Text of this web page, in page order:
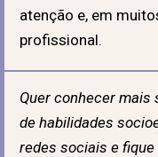
atenção e, em
profissional.
Quer conhecer mais
de habilidades
redes sociais e